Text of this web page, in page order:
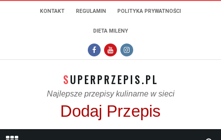
KONTAKT REGULAMIN POLITYKA PRYWATNOŚCI
DIETA MILENY
SUPERPRZEPIS.PL
Najlepsze przepisy kulinarne w sieci
Dodaj Przepis